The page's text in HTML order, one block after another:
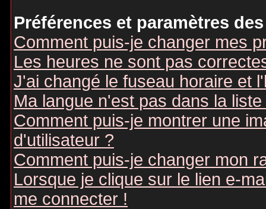
Préférences et paramètres
Comment puis-je changer mes
Les heures ne sont pas
J'ai changé le fuseau horaire et
Ma langue n'est pas dans la liste
Comment puis-je montrer une
d'utilisateur ?
Comment puis-je changer mon
Lorsque je clique sur le lien e-
me connecter !